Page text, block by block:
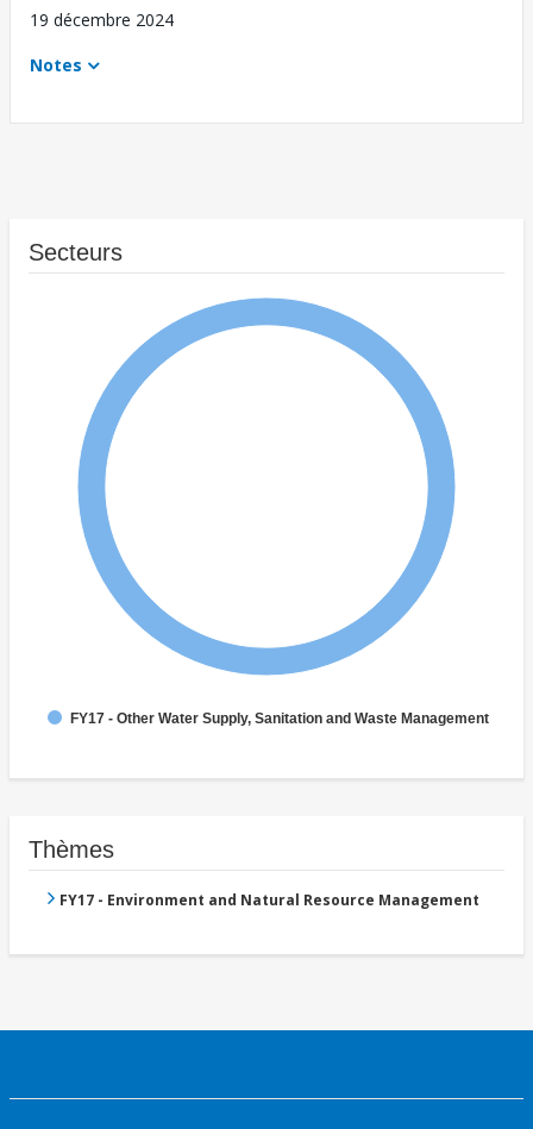
19 décembre 2024
Notes
Secteurs
FY17 - Other Water Supply, Sanitation and Waste Management
Thèmes
FY17 - Environment and Natural Resource Management